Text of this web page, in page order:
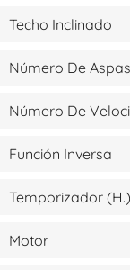
Techo Inclinado
Número De Aspas
Número De
Función Inversa
Temporizador (H.)
Motor